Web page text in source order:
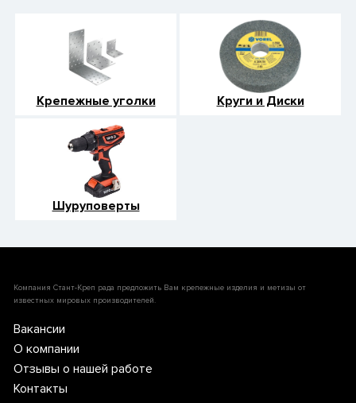
Крепежные уголки Круги и Диски
Шуруповерты
Компания Стант-Креп рада предложить Вам крепежные изделия и метизы от
известных мировых производителей.
Вакансии
О компании
Отзывы о нашей работе
Контакты